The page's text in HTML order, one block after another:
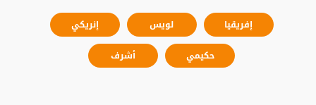
إفريقيا لويس
إنريكي
حكيمي
أشرف